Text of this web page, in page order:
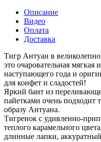
Описание
Видео
Оплата
Доставка
Тигр Антуан в
это очаровательная мягкая
наступающего года и
для конфет и сладостей!
Яркий бант из
пайетками очень подходит
образу Антуана.
Тигренок с
теплого карамельного
длинные лапки,